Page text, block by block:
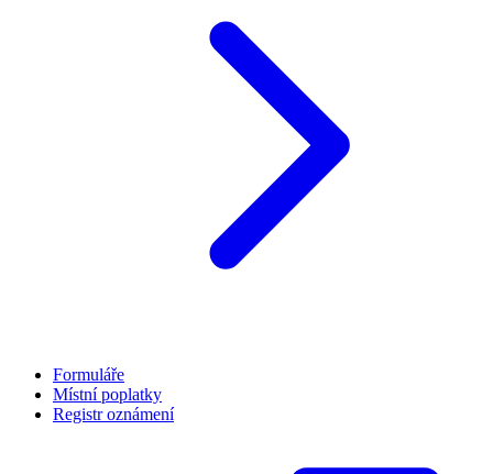
Formuláře
Místní poplatky
Registr oznámení